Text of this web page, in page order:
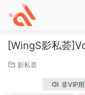
[WingS影私荟
影私荟
非VIP